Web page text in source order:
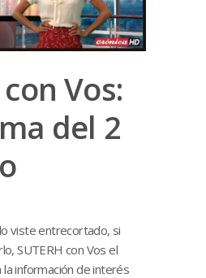
Vos:
del 2
viste entrecortado, si
SUTERH con Vos el
información de interés